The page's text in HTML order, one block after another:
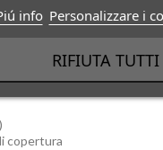
centimetro e può
copertura
info Personalizzare i
RIFIUTA TUTTI